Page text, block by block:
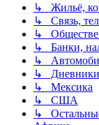
↳ Жильё,
↳ Связь,
↳
↳ Банки,
↳
↳ Дневники
↳ Мексика
↳ США
↳